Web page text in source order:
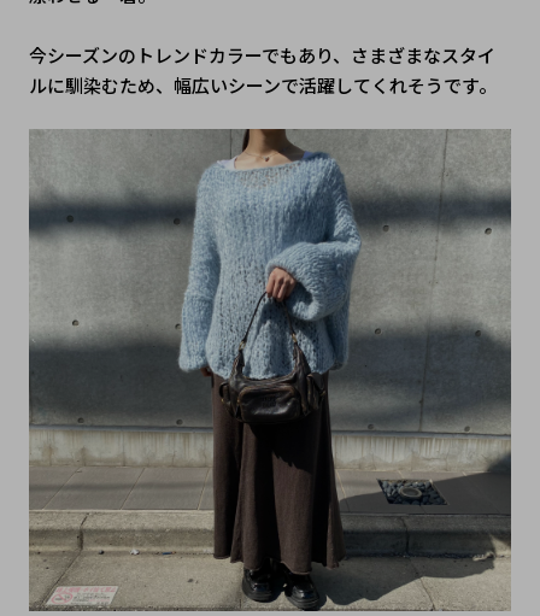
今シーズンのトレンドカラーでもあり、さまざまなスタイ
ルに馴染むため、幅広いシーンで活躍してくれそうです。